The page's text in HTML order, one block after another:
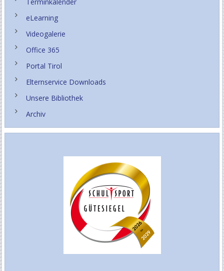
eLearning
Videogalerie
Office 365
Portal Tirol
Elternservice Downloads
Unsere Bibliothek
Archiv